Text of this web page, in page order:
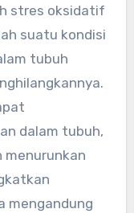
stres oksidatif
suatu kondisi
tubuh
dalam tubuh,
menurunkan
mengandung